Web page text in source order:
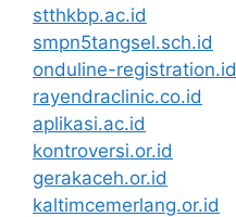
stthkbp.ac.id
smpn5tangsel.sch.id
onduline-registration.id
rayendraclinic.co.id
aplikasi.ac.id
kontroversi.or.id
gerakaceh.or.id
kaltimcemerlang.or.id